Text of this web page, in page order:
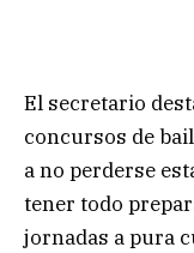
El secretario
concursos de
a no perderse
tener todo
jornadas a pura